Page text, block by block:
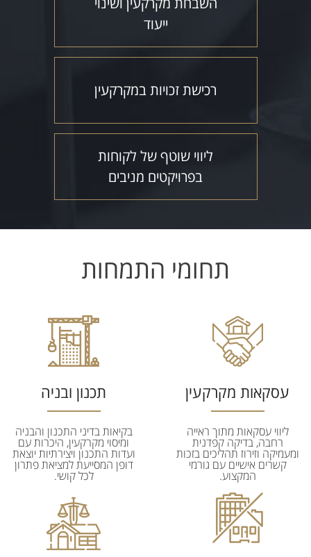
ייעוד
רכישת זכויות במקרקעין
ליווי שוטף של לקוחות
בפרויקטים מניבים
תחומי התמחות
עסקאות מקרקעין
ליווי עסקאות מתוך ראייה
רחבה, בדיקה קפדנית
ומעמיקה וזירוז תהליכים בזכות
קשרים אישיים עם גורמי
המקצוע.
תכנון ובניה
בקיאות בדיני התכנון והבניה
ומיסוי מקרקעין, היכרות עם
ועדות התכנון ויצירתיות יוצאת
דופן המסייעת למציאת פתרון
לכל קושי.